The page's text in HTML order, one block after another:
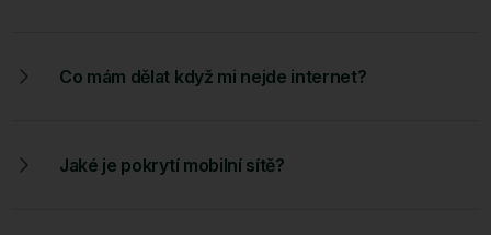
Co mám dělat když mi nejde internet?
Jaké je pokrytí mobilní sítě?